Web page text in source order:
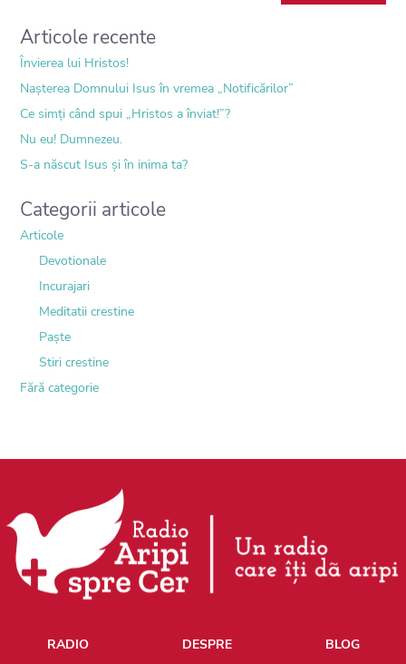
Articole recente
Învierea lui Hristos!
Nașterea Domnului Isus în vremea „Notificărilor”
Ce simți când spui „Hristos a înviat!”?
Nu eu! Dumnezeu.
S-a născut Isus și în inima ta?
Categorii articole
Articole
Devotionale
Incurajari
Meditatii crestine
Paște
Stiri crestine
Fără categorie
RADIO DESPRE BLOG